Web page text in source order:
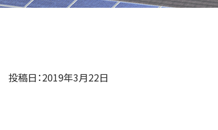
投稿日：2019年3月22日